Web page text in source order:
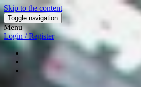
Skip to the content
Toggle navigation
Menu
Login / Register